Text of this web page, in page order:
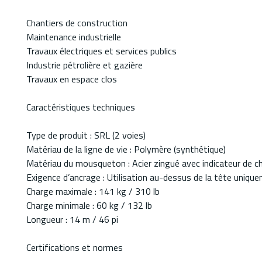
Chantiers de construction
Maintenance industrielle
Travaux électriques et services publics
Industrie pétrolière et gazière
Travaux en espace clos
Caractéristiques techniques
Type de produit : SRL (2 voies)
Matériau de la ligne de vie : Polymère (synthétique)
Matériau du mousqueton : Acier zingué avec indicateur de
Exigence d’ancrage : Utilisation au-dessus de la tête
Charge maximale : 141 kg / 310 lb
Charge minimale : 60 kg / 132 lb
Longueur : 14 m / 46 pi
Certifications et normes